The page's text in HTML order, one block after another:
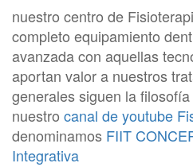
nuestro centro de
completo equipamiento
avanzada con aquellas
aportan valor a nuestros
generales siguen la
nuestro canal de youtube
denominamos FIIT
Integrativa